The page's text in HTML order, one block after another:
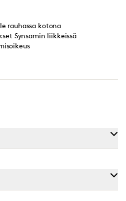
rauhassa kotona
Synsamin liikkeissä